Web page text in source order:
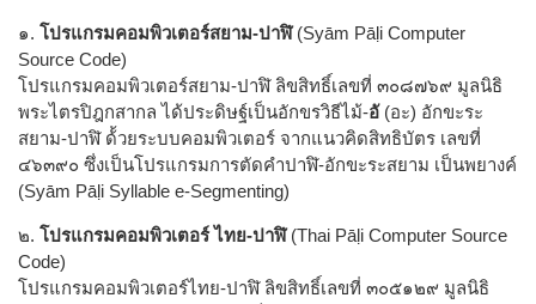
๑. โปรแกรมคอมพิวเตอร์สยาม-ปาฬิ (Syām Pāḷi Computer
Source Code)
โปรแกรมคอมพิวเตอร์สยาม-ปาฬิ ลิขสิทธิ์เลขที่ ๓๐๘๗๖๙ มูลนิธิ
พระไตรปิฎกสากล ได้ประดิษฐ์เป็นอักขรวิธีไม้-อั(อะ) อักขะระ
สยาม-ปาฬิ ด้้วยระบบคอมพิวเตอร์ จากแนวคิดสิทธิบัตร เลขที่
๔๖๓๙๐ ซึ่งเป็นโปรแกรมการตัดคำปาฬิ-อักขะระสยาม เป็นพยางค์
(Syām Pāḷi Syllable e-Segmenting)
๒. โปรแกรมคอมพิวเตอร์ไทย-ปาฬิ(Thai Pāḷi Computer Source
Code)
โปรแกรมคอมพิวเตอร์ไทย-ปาฬิ ลิขสิทธิ์เลขที่ ๓๐๕๑๒๙ มูลนิธิ